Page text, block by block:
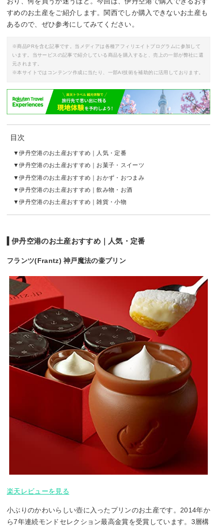
すめのお土産をご紹介します。関西でしか購入できないお土産も
あるので、ぜひ参考にしてみてください。
※商品PRを含む記事です。当メディアは各種アフィリエイトプログラムに参加して
います。当サービスの記事で紹介している商品を購入すると、売上の一部が弊社に還
元されます。
※本サイトではコンテンツ作成に当たり、一部AI技術を補助的に活用しております。
目次
伊丹空港のお土産おすすめ｜人気・定番
伊丹空港のお土産おすすめ｜お菓子・スイーツ
伊丹空港のお土産おすすめ｜おかず・おつまみ
伊丹空港のお土産おすすめ｜飲み物・お酒
伊丹空港のお土産おすすめ｜雑貨・小物
伊丹空港のお土産おすすめ｜人気・定番
フランツ(Frantz) 神戸魔法の壷プリン
楽天レビューを見る
小ぶりのかわいらしい壺に入ったプリンのお土産です。2014年か
ら7年連続モンドセレクション最高金賞を受賞しています。3層構